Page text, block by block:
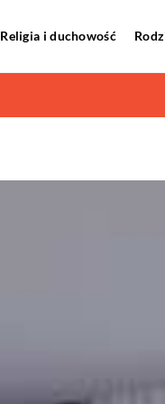
Religia i duchowość